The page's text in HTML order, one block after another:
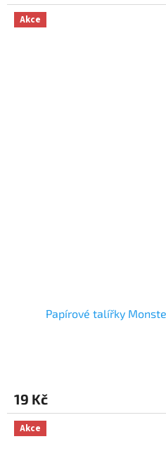
Akce
Papírové talířky
19 Kč
Akce